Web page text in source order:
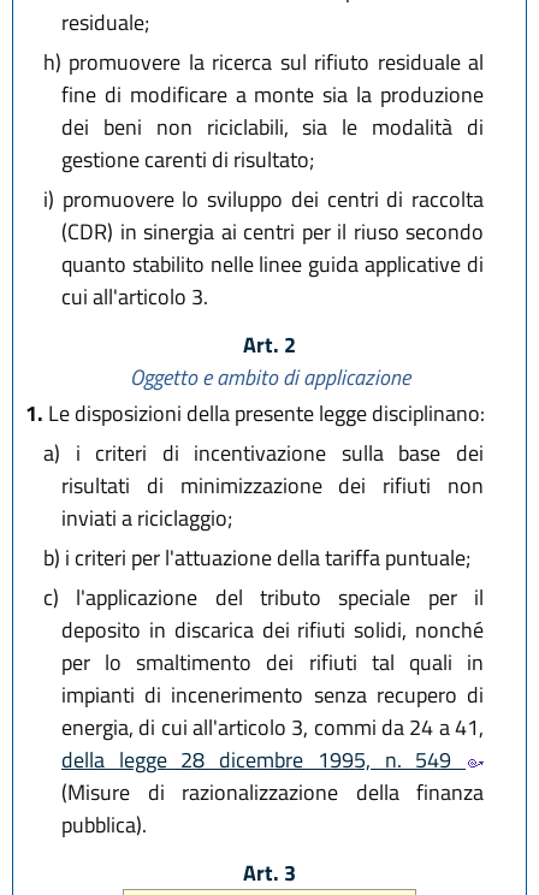
residuale;
h) promuovere la ricerca sul rifiuto residuale al
fine di modificare a monte sia la produzione
dei beni non riciclabili, sia le modalità di
gestione carenti di risultato;
i) promuovere lo sviluppo dei centri di raccolta
(CDR) in sinergia ai centri per il riuso secondo
quanto stabilito nelle linee guida applicative di
cui all'articolo 3.
Art. 2
Oggetto e ambito di applicazione
1. Le disposizioni della presente legge disciplinano:
a) i criteri di incentivazione sulla base dei
risultati di minimizzazione dei rifiuti non
inviati a riciclaggio;
b) i criteri per l'attuazione della tariffa puntuale;
c) l'applicazione del tributo speciale per il
deposito in discarica dei rifiuti solidi, nonché
per lo smaltimento dei rifiuti tal quali in
impianti di incenerimento senza recupero di
energia, di cui all'articolo 3, commi da 24 a 41,
della legge 28 dicembre 1995, n. 549
(Misure di razionalizzazione della finanza
pubblica).
Art. 3